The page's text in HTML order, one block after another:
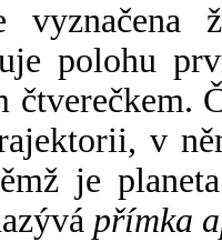
vyznačena
polohu
čtverečkem.
v
je
přímka